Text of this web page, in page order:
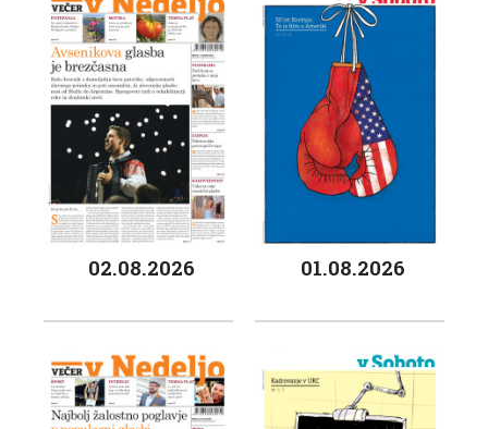
02.08.2026 01.08.2026